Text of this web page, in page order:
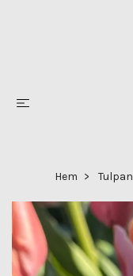
Hem Tulpan